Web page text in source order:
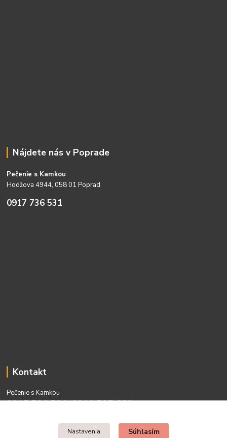
Nájdete nás v Poprade
Pečenie s Kamkou
Hodžova 4944, 058 01 Poprad
0917 736 531
Kontakt
Pečenie s Kamkou
0917 736 531, 0910 537 682
Nastavenia Súhlasím